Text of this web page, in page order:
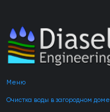
Меню
Очистка воды в загородном доме